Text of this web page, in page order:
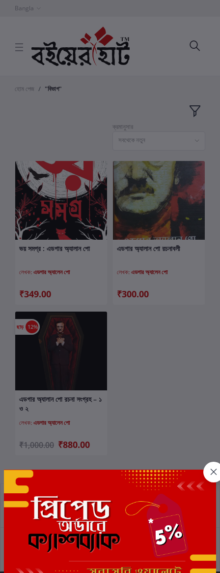
Bangla
হোম পেজ "বিভাগ"
ক্রমানুসার
সবথেকে নতুন
কার্টে যোগ করুন
ভয় সমগ্র : এডগার অ্যালান পো
লেখক: এডগার অ্যালেন পো
₹349.00
কার্টে যোগ করুন
এডগার অ্যালান পো রচনাবলী
লেখক: এডগার অ্যালেন পো
₹300.00
ছাড় 12%
কার্টে যোগ করুন
এডগার অ্যালান পো রচনা সংগ্রহ – ১
ও ২
লেখক: এডগার অ্যালেন পো
₹1,000.00 ₹880.00
শর্তাবলী প্রত্যাবর্তন নীতিমালা
গোপনীয়তা নীতি